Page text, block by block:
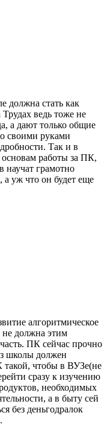
должна стать как
ведь тоже не
а дают только общие
своими руками
Так и в
работы за ПК,
научат грамотно
а уж что он будет еще
алгоритмическое
должна этим
ПК сейчас прочно
школы должен
такой, чтобы в ВУЗе(не
сразу к изучению
необходимых
а в быту сей
без деньгодралок